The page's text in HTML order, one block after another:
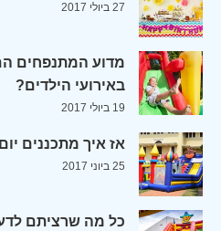
27 ביולי 2017
מדוע המתנפחים
באירועי הילדים?
19 ביולי 2017
אז איך מתכננים
25 ביוני 2017
כל מה שרציתם